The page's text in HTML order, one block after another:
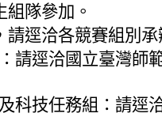
隊參加。
請逕洽各競賽組別
請逕洽國立臺灣師
科技任務組：請逕